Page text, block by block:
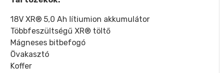
18V XR® 5,0 Ah lítiumion akkumulátor
Többfeszültségű XR® töltő
Mágneses bitbefogó
Övakasztó
Koffer